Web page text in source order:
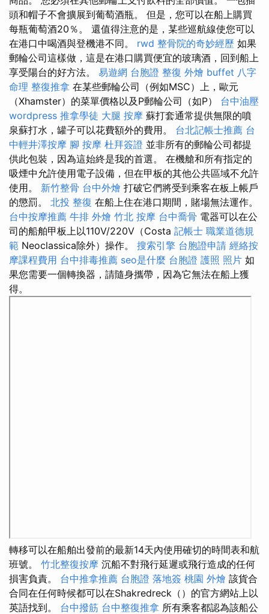
頭和帽子不會擴展到葡萄酒瓶。 但是，您可以在船上購買
每瓶葡萄酒20％。 還值得注意的是，某些巡航線使您可以
在港口中喝酒與登機港不同。 rwd 整骨院的奇妙經歷 如果
郵輪公司這樣做，這是在港口購買便宜的玻璃酒，回到船上
享受陽台的好方法。 易遊網 台胞證 整復 外燴 buffet 八字
命理 整復推拿 在某些郵輪公司（例如MSC）上，歐元
（Xhamster）的菜單價格以及P郵輪公司（如P） 台中油壓
wordpress 推拿學徒 大腿 按摩 蘇打套通常提供無限的噴
泉蘇打水，罐子可以花費額外的費用。 台北記帳士推薦 台
中輕井澤按摩 腳 按摩 杜拜簽證 並非所有的郵輪公司都提
供此包裝，因為這始終是我的首選。 在機艙和所有指定的
吸煙中允許使用電子設備，但在甲板的其他公共區域不允許
使用。 新竹整骨 台中外燴 打破它們將受到乘客在板上帳戶
的懲罰。 北投 整復 在船上住在港口期間，賭場無法運作。
台中按摩推薦 牛排 外燴 竹北 按摩 台中喬骨 電器可以在公
司的船舶甲板上以110V/220V（Costa 記帳士 職業道德規
範 Neoclassica除外）操作。 搜索引擎 台胞證申請 經絡按
摩課程費用 台中排毒推薦 seo是什麼 台胞證 護照 照片 如
果您需要一個轉換器，請隨身攜帶，因為它無法在船上獲
得。
轉移可以在船舶出發前的最新14天內使用確切的時間表和航
班號。 竹北整復按摩 沉船不對飛行延遲或飛行造成的任何
損害負責。 台中推拿推薦 台胞證 落地簽 桃園 外燴 該貨合
合同在任何時候都可以在Shakredreck（）的官方網站上以
英語找到。 台中撥筋 台中整復推拿 所有乘客都認為該船公